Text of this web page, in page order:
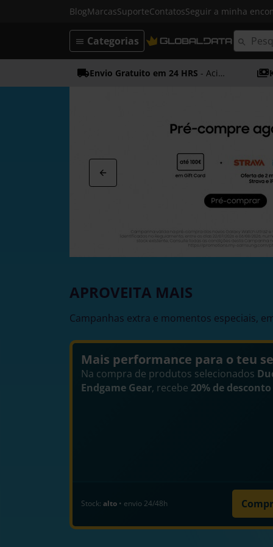
BlogMarcasSuporteContatosSeguir a minha
Categorias
Envio Gratuito em 24 HRS - Acima dos 50€
APROVEITA MAIS
Campanhas extra e momentos especiais,
Mais performance para o teu
Na compra de produtos selecionados
Endgame Gear, recebe 20% de
Stock: alto • envio 24/48h